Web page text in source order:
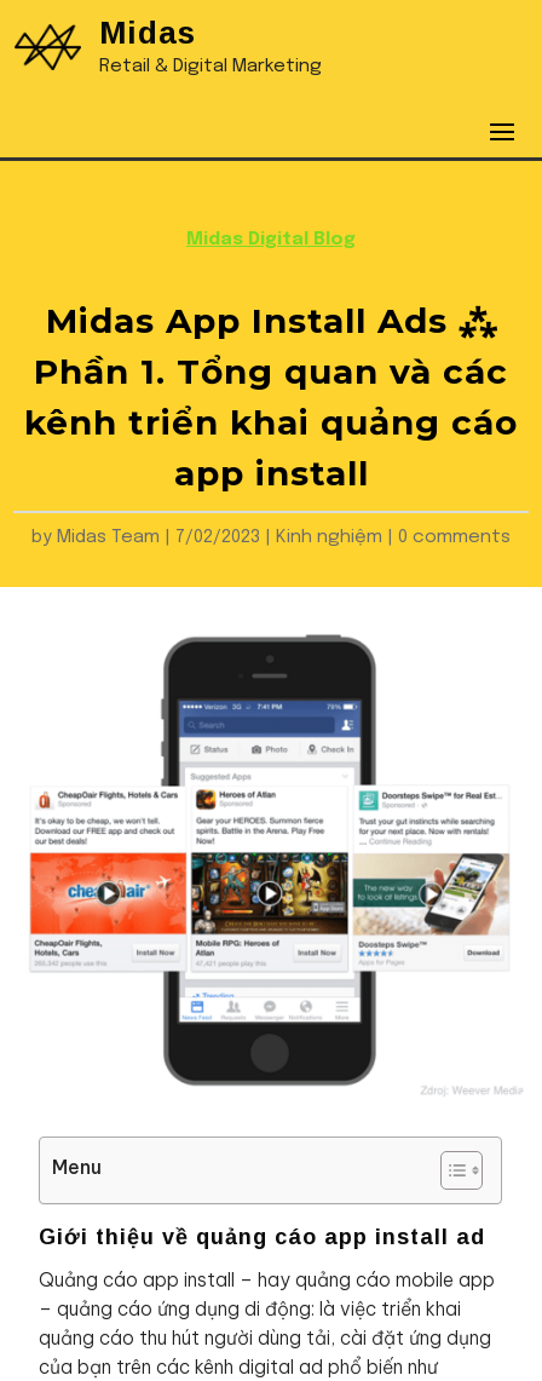
Midas
Retail & Digital Marketing
Midas Digital Blog
Midas App Install Ads ⁂
Phần 1. Tổng quan và các
kênh triển khai quảng cáo
app install
by Midas Team 7/02/2023 Kinh nghiệm 0 comments
Menu
Giới thiệu về quảng cáo app install ad
Quảng cáo app install – hay quảng cáo mobile app
– quảng cáo ứng dụng di động: là việc triển khai
quảng cáo thu hút người dùng tải, cài đặt ứng dụng
của bạn trên các kênh digital ad phổ biến như